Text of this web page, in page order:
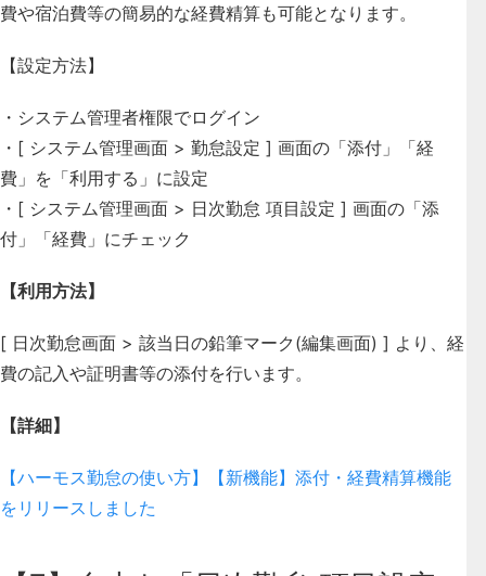
費や宿泊費等の簡易的な経費精算も可能となります。
【設定方法】
・システム管理者権限でログイン
・[ システム管理画面 > 勤怠設定 ] 画面の「添付」「経
費」を「利用する」に設定
・[ システム管理画面 > 日次勤怠 項目設定 ] 画面の「添
付」「経費」にチェック
【利用方法】
[ 日次勤怠画面 > 該当日の鉛筆マーク(編集画面) ] より、経
費の記入や証明書等の添付を行います。
【詳細】
【ハーモス勤怠の使い方】【新機能】添付・経費精算機能
をリリースしました